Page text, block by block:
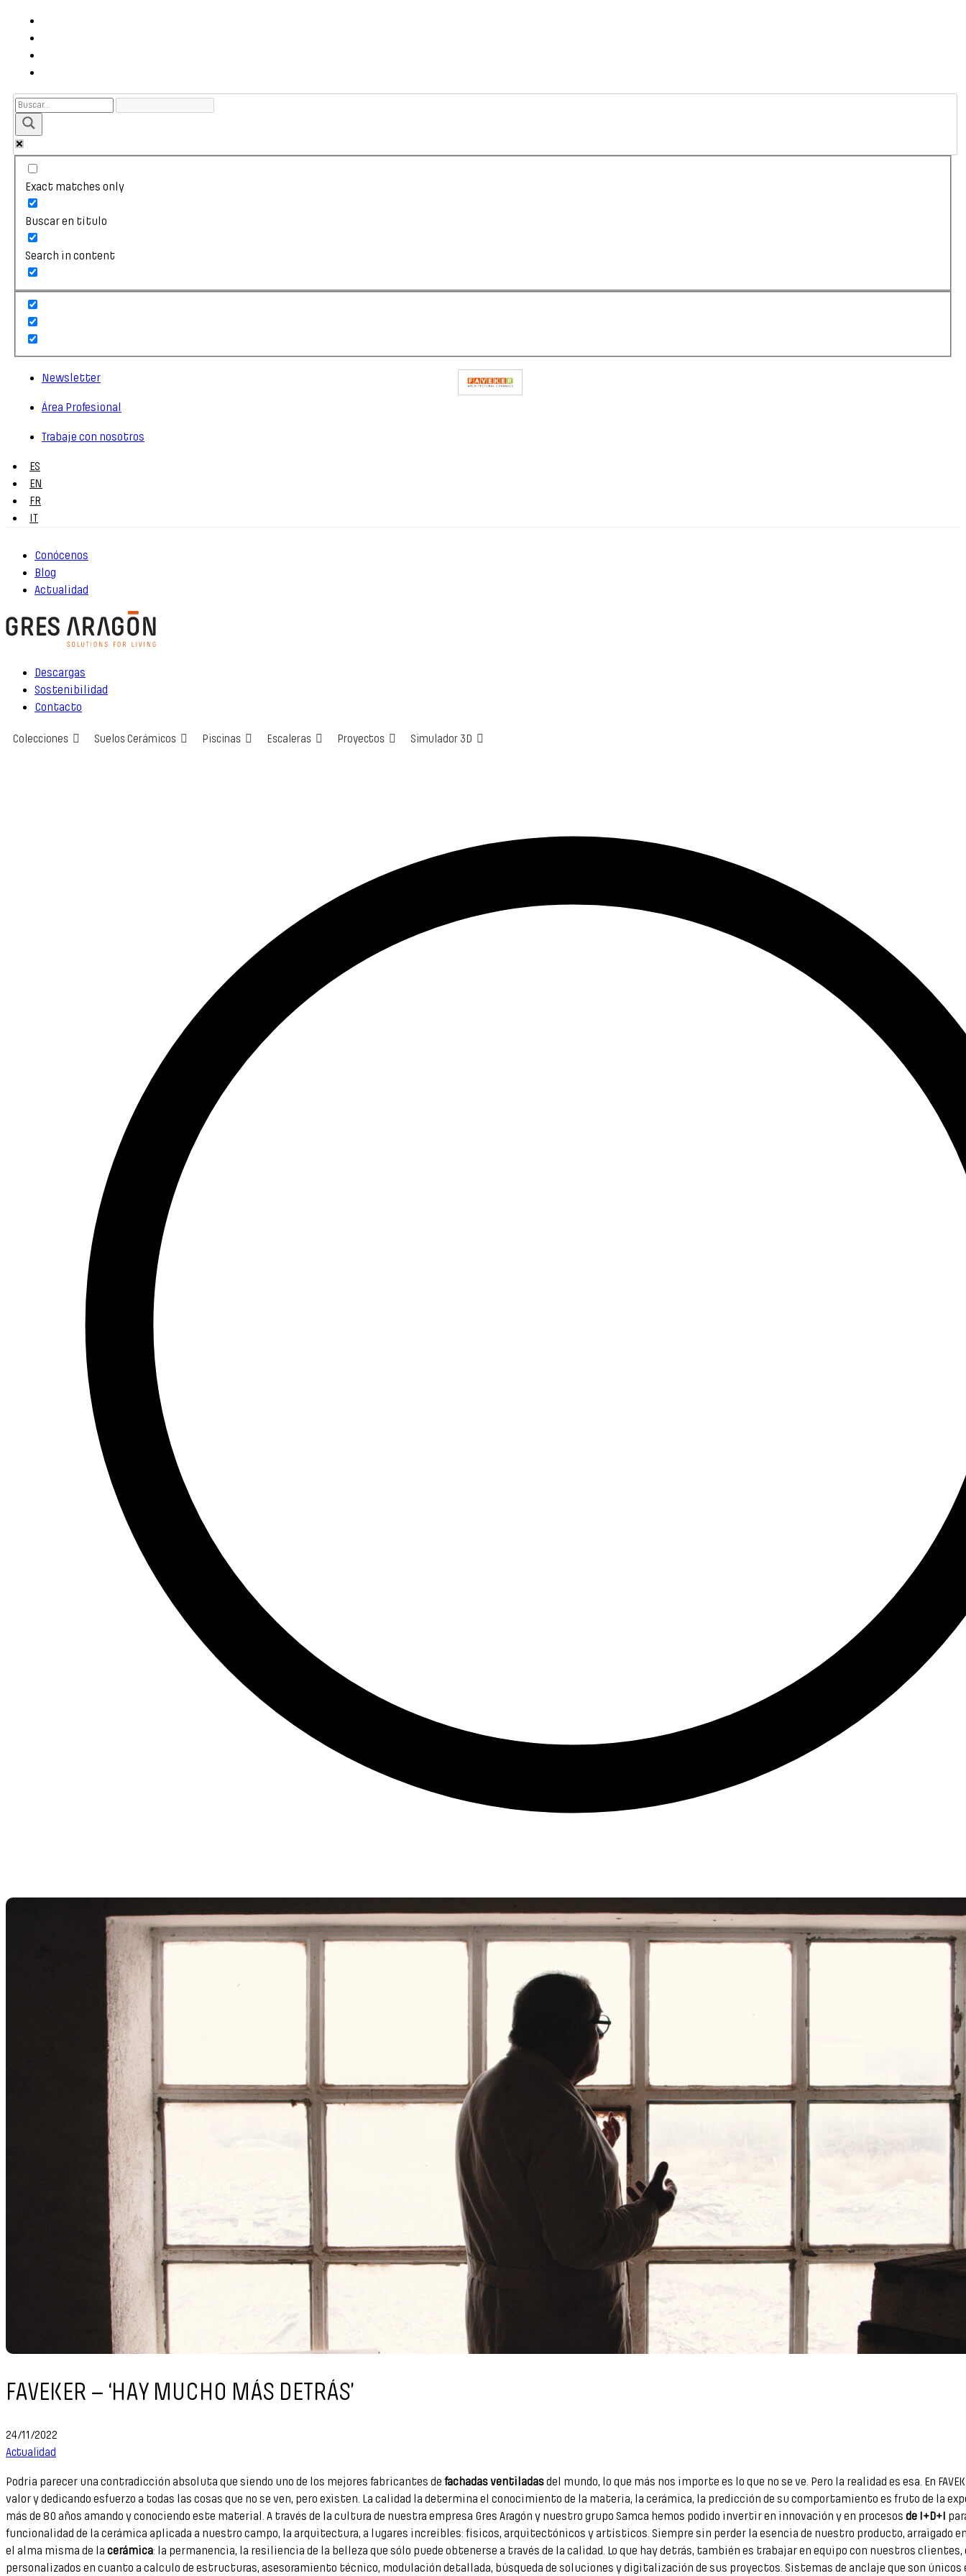
Exact matches only
Buscar en título
Search in content
Newsletter
Área Profesional
Trabaje con nosotros
ES
EN
FR
IT
Conócenos
Blog
Actualidad
Descargas
Sostenibilidad
Contacto
Colecciones Suelos Cerámicos Piscinas Escaleras Proyectos Simulador 3D
FAVEKER – ‘HAY MUCHO MÁS DETRÁS’
24/11/2022
Actualidad
Podría parecer una contradicción absoluta que siendo uno de los mejores fabricantes de fachadas ventiladasdel mundo, lo que más nos importe es lo que no se ve. Pero la realidad es esa. En
valor y dedicando esfuerzo a todas las cosas que no se ven, pero existen. La calidad la determina el conocimiento de la materia, la cerámica, la predicción de su comportamiento es fruto de la
más de 80 años amando y conociendo este material. A través de la cultura de nuestra empresa Gres Aragón y nuestro grupo Samca hemos podido invertir en innovación y en procesos de I+D+I
funcionalidad de la cerámica aplicada a nuestro campo, la arquitectura, a lugares increíbles: físicos, arquitectónicos y artísticos. Siempre sin perder la esencia de nuestro producto, arraigado
el alma misma de la cerámica: la permanencia, la resiliencia de la belleza que sólo puede obtenerse a través de la calidad. Lo que hay detrás, también es trabajar en equipo con nuestros
personalizados en cuanto a calculo de estructuras, asesoramiento técnico, modulación detallada, búsqueda de soluciones y digitalización de sus proyectos. Sistemas de anclaje que son